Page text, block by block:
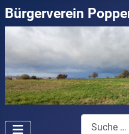
Bürgerverein
Suchen